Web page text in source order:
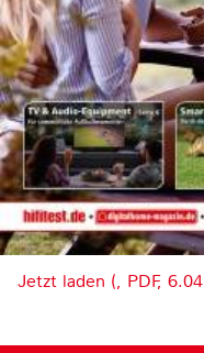
Jetzt laden (, PDF,